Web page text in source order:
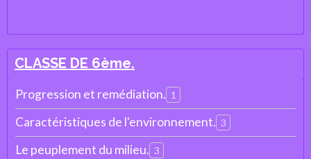
CLASSE DE 6ème.
Progression et remédiation. 1
Caractéristiques de l'environnement. 3
Le peuplement du milieu. 3